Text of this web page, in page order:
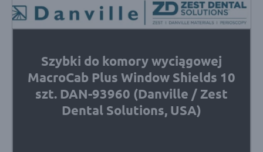
Szybki do komory wyciągowej
MacroCab Plus Window Shields 10
szt. DAN-93960 (Danville / Zest
Dental Solutions, USA)